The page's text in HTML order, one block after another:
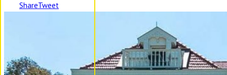
ShareTweet